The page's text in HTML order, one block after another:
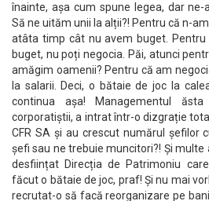
înainte, așa cum spune legea, dar
Să ne uităm unii la alții?! Pentru că n-
atâta timp cât nu avem buget. Pentru
buget, nu poți negocia. Păi, atunci
amăgim oamenii? Pentru că am
la salarii. Deci, o bătaie de joc la
continua așa! Managementul
corporatiștii, a intrat într-o dizgrație
CFR SA și au crescut numărul șefilor
șefi sau ne trebuie muncitori?! Și
desființat Direcția de Patrimoniu
făcut o bătaie de joc, praf! Și nu mai
recrutat-o să facă reorganizare pe